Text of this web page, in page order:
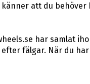
känner att du
har samlat
fälgar. När du